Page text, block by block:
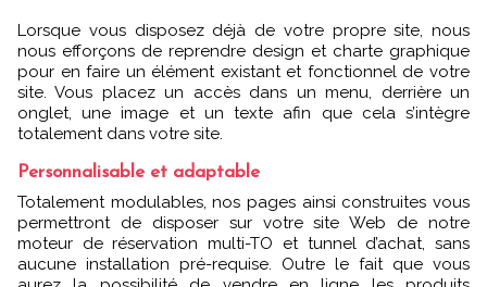
Lorsque vous disposez déjà de votre propre site, nous
nous efforçons de reprendre design et charte graphique
pour en faire un élément existant et fonctionnel de votre
site. Vous placez un accès dans un menu, derrière un
onglet, une image et un texte afin que cela s’intègre
totalement dans votre site.
Personnalisable et adaptable
Totalement modulables, nos pages ainsi construites vous
permettront de disposer sur votre site Web de notre
moteur de réservation multi-TO et tunnel d’achat, sans
aucune installation pré-requise. Outre le fait que vous